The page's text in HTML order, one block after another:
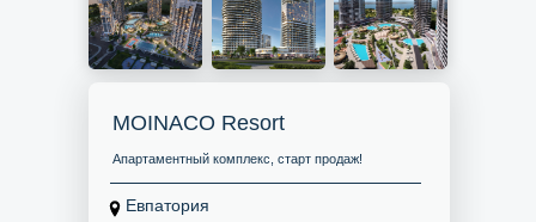
MOINACO Resort
Апартаментный комплекс, старт продаж!
Евпатория